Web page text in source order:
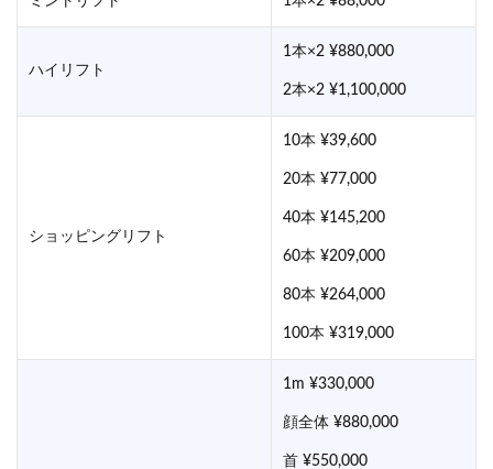
ハイリフト
1本×2 ¥880,000
2本×2 ¥1,100,000
ショッピングリフト
10本 ¥39,600
20本 ¥77,000
40本 ¥145,200
60本 ¥209,000
80本 ¥264,000
100本 ¥319,000
1m ¥330,000
顔全体 ¥880,000
首 ¥550,000